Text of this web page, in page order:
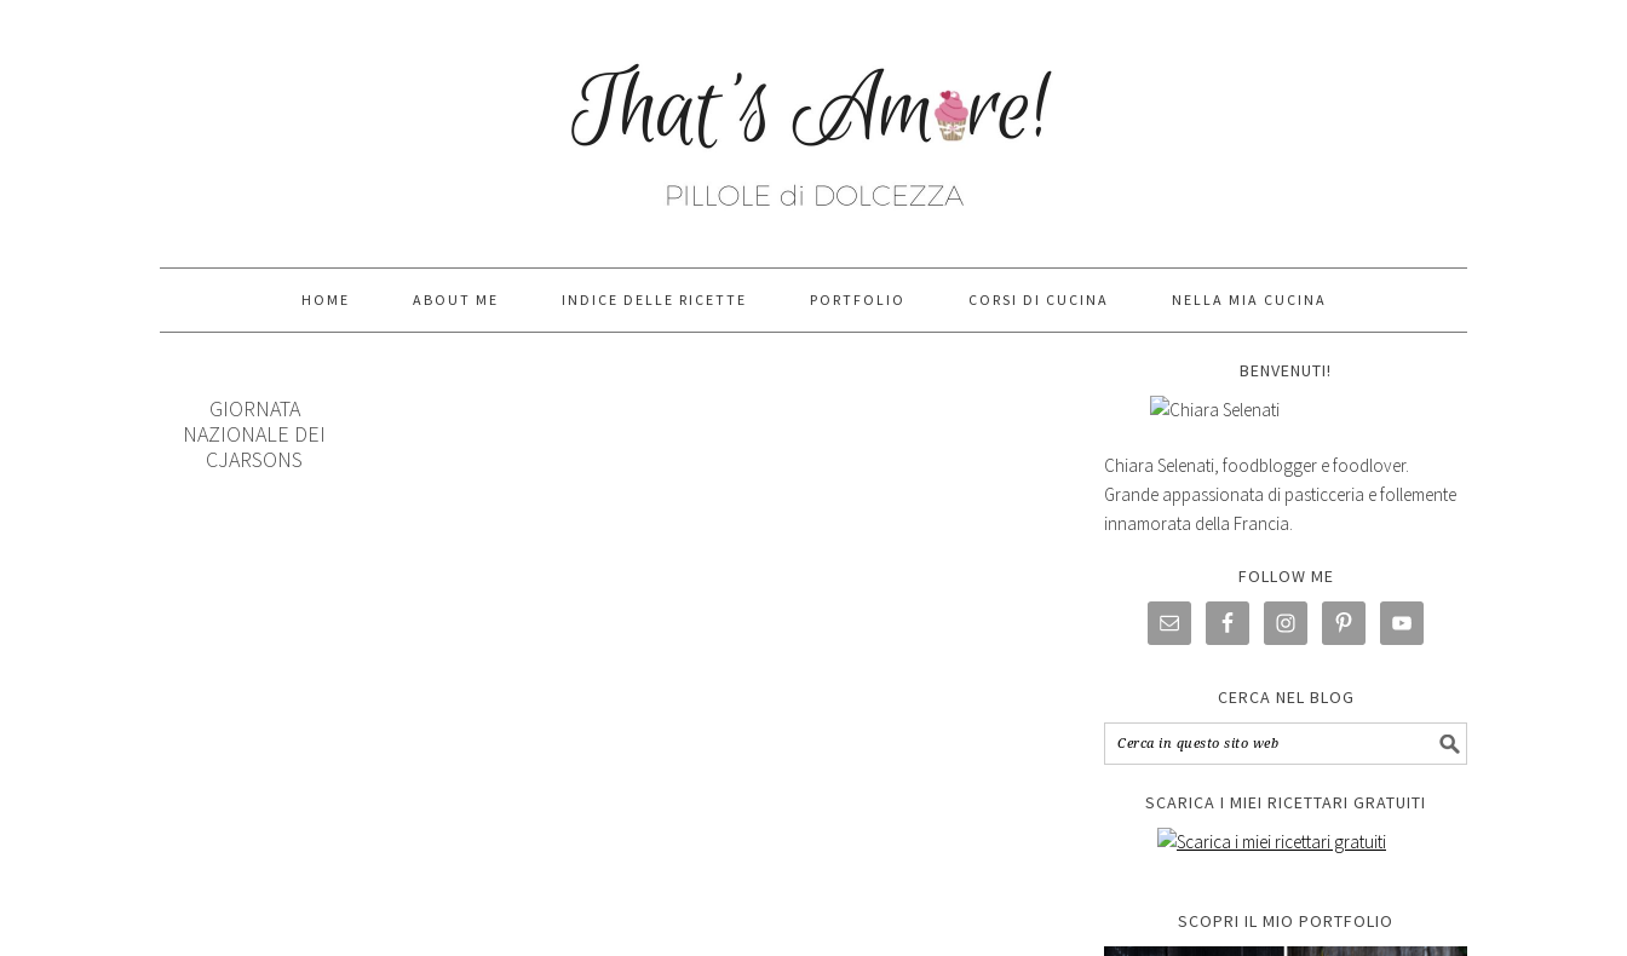
HOME ABOUT ME INDICE DELLE RICETTE PORTFOLIO CORSI DI CUCINA NELLA MIA CUCINA
GIORNATA
NAZIONALE DEI
CJARSONS
BENVENUTI!
Chiara Selenati, foodblogger e foodlover.
Grande appassionata di pasticceria e follemente
innamorata della Francia.
FOLLOW ME
CERCA NEL BLOG
SCARICA I MIEI RICETTARI GRATUITI
SCOPRI IL MIO PORTFOLIO